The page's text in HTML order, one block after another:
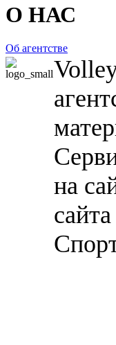
О НАС
Об агентстве
на